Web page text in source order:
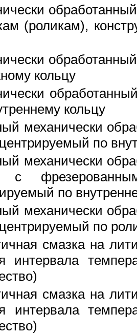
(роликам),
кольцу
кольцу
механически
по
механически
с
по
механически
по
смазка на
интервала
смазка на
интервала